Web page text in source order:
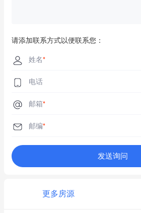
请添加联系方式以便联系您：
姓名*
电话
邮箱*
邮编*
发送询问
更多房源